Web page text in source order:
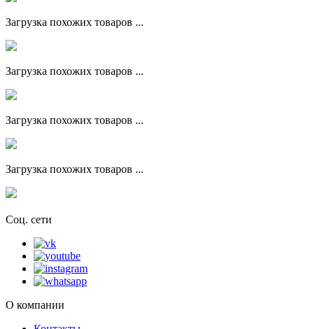
Загрузка похожих товаров ...
Загрузка похожих товаров ...
Загрузка похожих товаров ...
Загрузка похожих товаров ...
Соц. сети
О компании